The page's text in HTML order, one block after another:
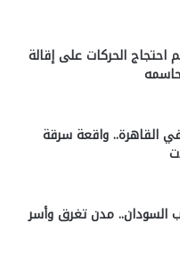
الحركات على إقالة
القاهرة.. واقعة سرقة
السودان.. مدن تغرق وأسر